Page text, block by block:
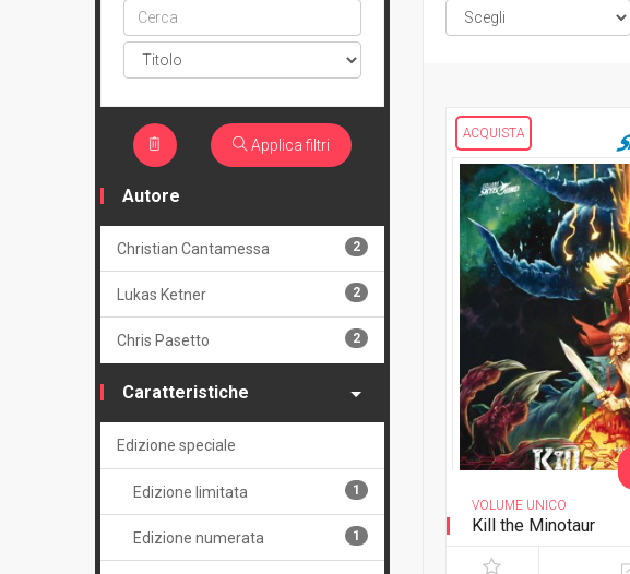
ACQUISTA
VOLUME UNICO
Kill the Minotaur
Cerca
ptype
Applica filtri
Autore
Christian Cantamessa 2
Lukas Ketner 2
Chris Pasetto 2
Caratteristiche
Edizione speciale
Edizione limitata 1
Edizione numerata 1